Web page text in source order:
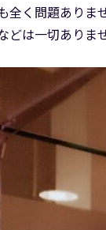
く問題ありま
どは一切ありま